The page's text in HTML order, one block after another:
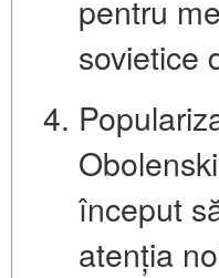
pentru
sovietice
început
atenția